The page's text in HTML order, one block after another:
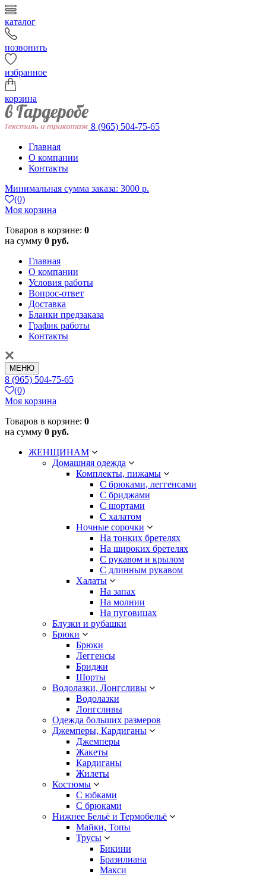
каталог
позвонить
избранное
корзина
8 (965) 504-75-65
Главная
О компании
Контакты
Минимальная сумма заказа: 3000 р.
(0)
Моя корзина
Товаров в корзине: 0
на сумму 0 руб.
Главная
О компании
Условия работы
Вопрос-ответ
Доставка
Бланки предзаказа
График работы
Контакты
МЕНЮ
8 (965) 504-75-65
(0)
Моя корзина
Товаров в корзине: 0
на сумму 0 руб.
ЖЕНЩИНАМ
Домашняя одежда
Комплекты, пижамы
С брюками, леггенсами
С бриджами
С шортами
С халатом
Ночные сорочки
На тонких бретелях
На широких бретелях
С рукавом и крылом
С длинным рукавом
Халаты
На запах
На молнии
На пуговицах
Блузки и рубашки
Брюки
Брюки
Леггенсы
Бриджи
Шорты
Водолазки, Лонгсливы
Водолазки
Лонгсливы
Одежда больших размеров
Джемперы, Кардиганы
Джемперы
Жакеты
Кардиганы
Жилеты
Костюмы
С юбками
С брюками
Нижнее Бельё и Термобельё
Майки, Топы
Трусы
Бикини
Бразилиана
Макси